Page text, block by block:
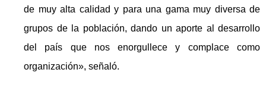
de muy alta calidad y para una gama muy diversa de
grupos de la población, dando un aporte al desarrollo
del país que nos enorgullece y complace como
organización», señaló.